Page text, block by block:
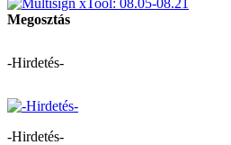
Megosztás
-Hirdetés-
-Hirdetés-